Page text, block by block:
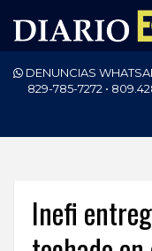
DENUNCIAS
829-785-7272 •
PORTADA
ECONOMÍA
Inefi